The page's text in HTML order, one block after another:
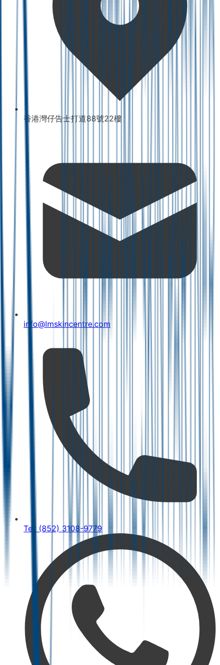
香港灣仔告士打道88號22樓
info@lmskincentre.com
Tel: (852) 3108-9779